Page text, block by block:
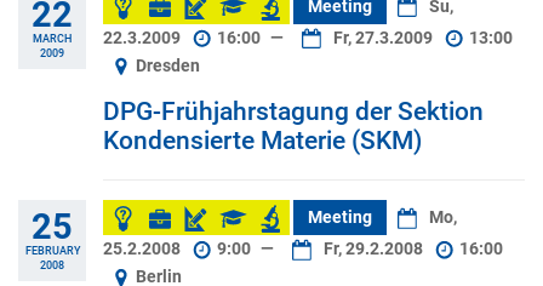
22
MARCH
2009
Meeting
Su,
22.3.2009
16:00 — Fr, 27.3.2009
13:00
Dresden
DPG-Frühjahrstagung der Sektion
Kondensierte Materie (SKM)
25
FEBRUARY
2008
Meeting
Mo,
25.2.2008
9:00 — Fr, 29.2.2008
16:00
Berlin